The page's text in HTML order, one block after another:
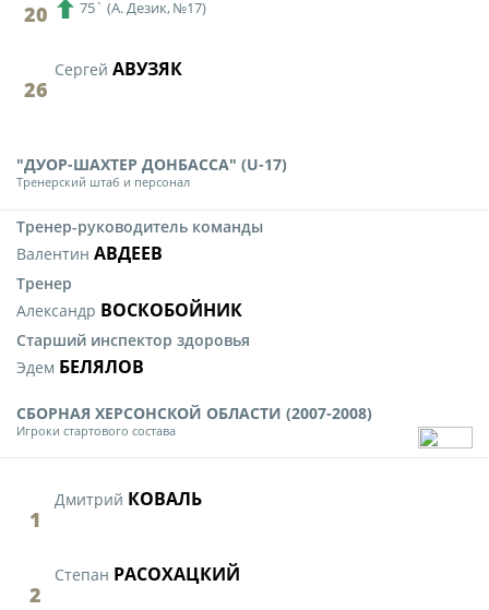
20 75` (А. Дезик, №17)
26
Сергей АВУЗЯК
"ДУОР-ШАХТЕР ДОНБАССА" (U-17)
Тренерский штаб и персонал
Тренер-руководитель команды
Валентин АВДЕЕВ
Тренер
Александр ВОСКОБОЙНИК
Старший инспектор здоровья
Эдем БЕЛЯЛОВ
СБОРНАЯ ХЕРСОНСКОЙ ОБЛАСТИ (2007-2008)
Игроки стартового состава
1
Дмитрий КОВАЛЬ
2
Степан РАСОХАЦКИЙ